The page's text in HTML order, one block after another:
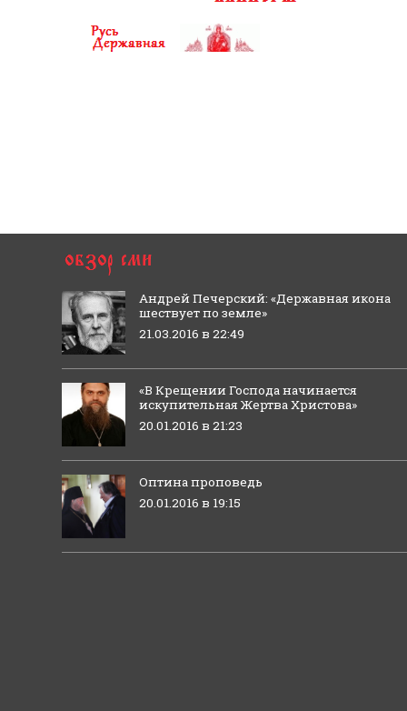
Андрей Печерский: «Державная икона
шествует по земле»
21.03.2016 в 22:49
«В Крещении Господа начинается
искупительная Жертва Христова»
20.01.2016 в 21:23
Оптина проповедь
20.01.2016 в 19:15